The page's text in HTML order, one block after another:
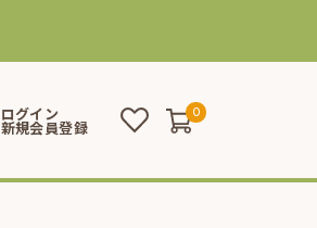
ログイン
新規会員登録
0